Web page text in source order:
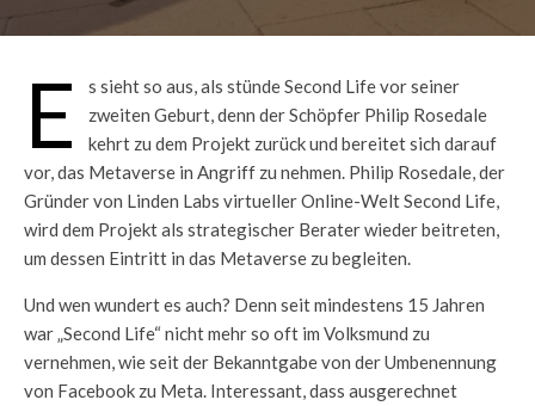
E
s sieht so aus, als stünde Second Life vor seiner
zweiten Geburt, denn der Schöpfer Philip Rosedale
kehrt zu dem Projekt zurück und bereitet sich darauf
vor, das Metaverse in Angriff zu nehmen. Philip Rosedale, der
Gründer von Linden Labs virtueller Online-Welt Second Life,
wird dem Projekt als strategischer Berater wieder beitreten,
um dessen Eintritt in das Metaverse zu begleiten.
Und wen wundert es auch? Denn seit mindestens 15 Jahren
war „Second Life“ nicht mehr so oft im Volksmund zu
vernehmen, wie seit der Bekanntgabe von der Umbenennung
von Facebook zu Meta. Interessant, dass ausgerechnet